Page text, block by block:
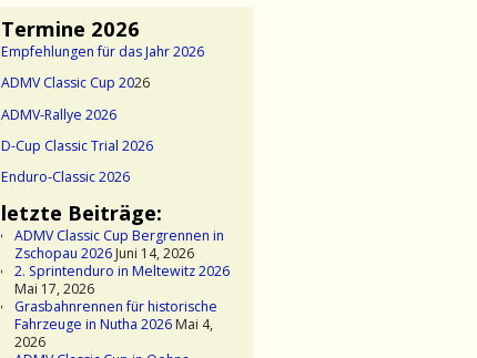
Termine 2026
Empfehlungen für das Jahr 2026
ADMV Classic Cup 2026
ADMV-Rallye 2026
D-Cup Classic Trial 2026
Enduro-Classic 2026
letzte Beiträge:
ADMV Classic Cup Bergrennen in
Zschopau 2026Juni 14, 2026
2. Sprintenduro in Meltewitz 2026
Mai 17, 2026
Grasbahnrennen für historische
Fahrzeuge in Nutha 2026Mai 4,
2026